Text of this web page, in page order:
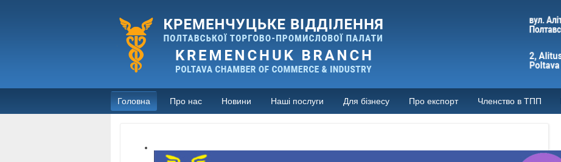
Головна Про нас Новини Наші послуги Для бізнесу Про експорт Членство в ТПП